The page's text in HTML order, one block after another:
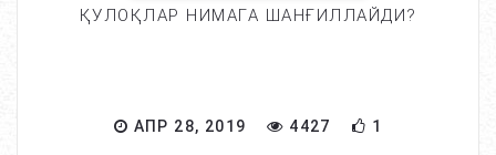
ҚУЛОҚЛАР НИМАГА ШАНҒИЛЛАЙДИ?
АПР 28, 2019 4427 1